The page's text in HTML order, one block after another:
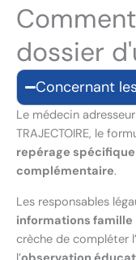
dossier
Concernant
Le médecin
TRAJECTOIRE, le
repérage
complémentaire.
Les responsables
informations famille
crèche de compléter l’